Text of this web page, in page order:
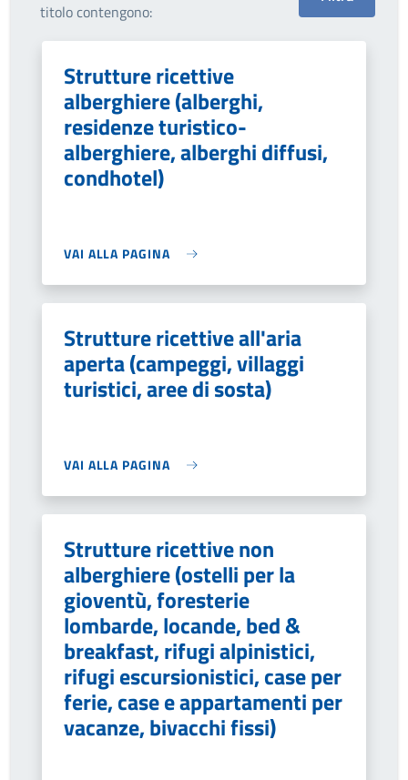
titolo contengono:
Strutture ricettive
alberghiere (alberghi,
residenze turistico-
alberghiere, alberghi diffusi,
condhotel)
VAI ALLA PAGINA
Strutture ricettive all'aria
aperta (campeggi, villaggi
turistici, aree di sosta)
VAI ALLA PAGINA
Strutture ricettive non
alberghiere (ostelli per la
gioventù, foresterie
lombarde, locande, bed &
breakfast, rifugi alpinistici,
rifugi escursionistici, case per
ferie, case e appartamenti per
vacanze, bivacchi fissi)